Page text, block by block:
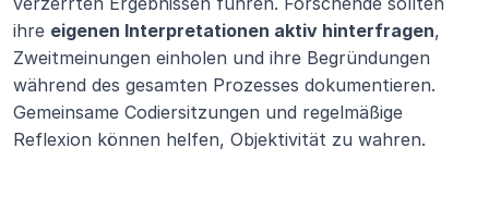
ihre eigenen Interpretationen aktiv hinterfragen,
Zweitmeinungen einholen und ihre Begründungen
während des gesamten Prozesses dokumentieren.
Gemeinsame Codiersitzungen und regelmäßige
Reflexion können helfen, Objektivität zu wahren.